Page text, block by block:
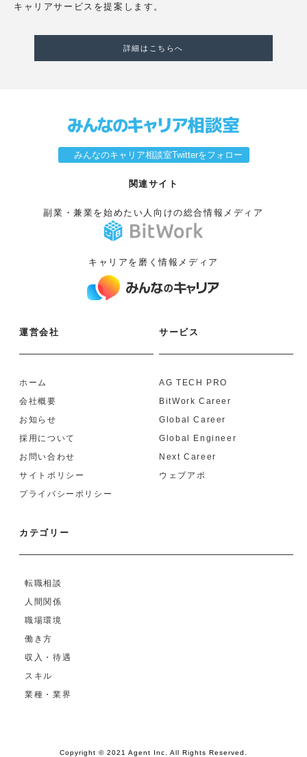
キャリアサービスを提案します。
詳細はこちらへ
みんなのキャリア相談室Twitterをフォロー
関連サイト
副業・兼業を始めたい人向けの総合情報メディア
キャリアを磨く情報メディア
運営会社
ホーム
会社概要
お知らせ
採用について
お問い合わせ
サイトポリシー
プライバシーポリシー
サービス
AG TECH PRO
BitWork Career
Global Career
Global Engineer
Next Career
ウェブアポ
カテゴリー
転職相談
人間関係
職場環境
働き方
収入・待遇
スキル
業種・業界
Copyright © 2021 Agent Inc. All Rights Reserved.